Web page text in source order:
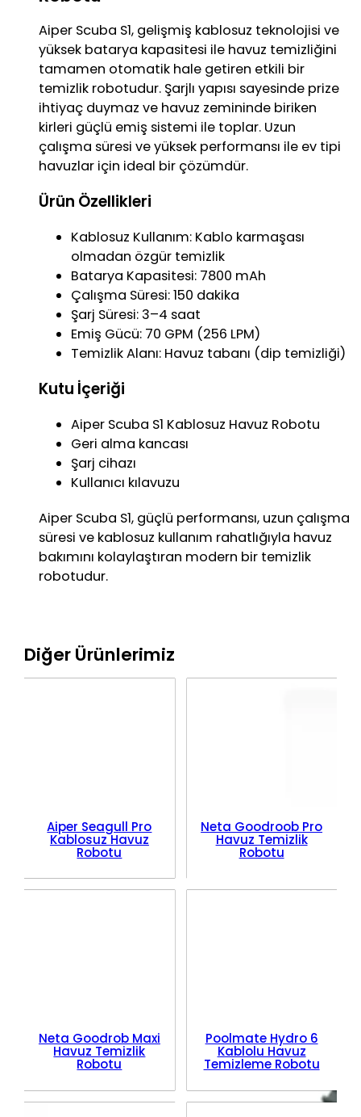
Aiper Scuba S1, gelişmiş kablosuz teknolojisi ve
yüksek batarya kapasitesi ile havuz temizliğini
tamamen otomatik hale getiren etkili bir
temizlik robotudur. Şarjlı yapısı sayesinde prize
ihtiyaç duymaz ve havuz zemininde biriken
kirleri güçlü emiş sistemi ile toplar. Uzun
çalışma süresi ve yüksek performansı ile ev tipi
havuzlar için ideal bir çözümdür.
Ürün Özellikleri
Kablosuz Kullanım: Kablo karmaşası
olmadan özgür temizlik
Batarya Kapasitesi: 7800 mAh
Çalışma Süresi: 150 dakika
Şarj Süresi: 3–4 saat
Emiş Gücü: 70 GPM (256 LPM)
Temizlik Alanı: Havuz tabanı (dip temizliği)
Kutu İçeriği
Aiper Scuba S1 Kablosuz Havuz Robotu
Geri alma kancası
Şarj cihazı
Kullanıcı kılavuzu
Aiper Scuba S1, güçlü performansı, uzun çalışma
süresi ve kablosuz kullanım rahatlığıyla havuz
bakımını kolaylaştıran modern bir temizlik
robotudur.
Diğer Ürünlerimiz
Aiper Seagull Pro
Kablosuz Havuz
Robotu
Neta Goodroob Pro
Havuz Temizlik
Robotu
Neta Goodrob Maxi
Havuz Temizlik
Robotu
Poolmate Hydro 6
Kablolu Havuz
Temizleme Robotu